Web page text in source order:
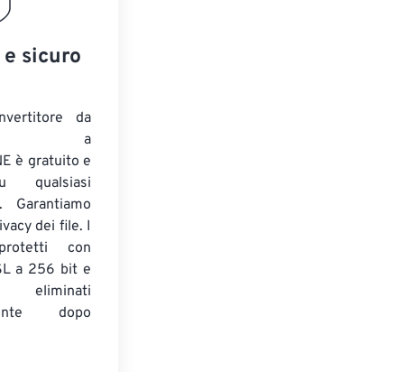
sicuro
da
a
è gratuito e
qualsiasi
Garantiamo
dei file. I
con
a 256 bit e
dopo